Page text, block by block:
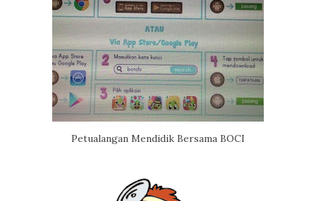
Petualangan Mendidik Bersama BOCI